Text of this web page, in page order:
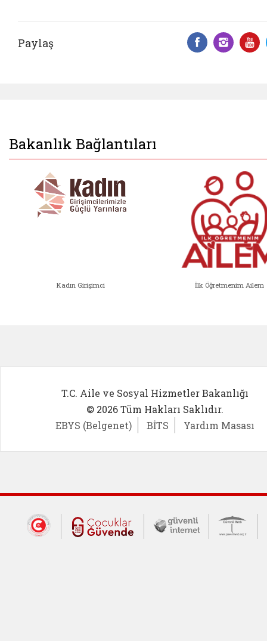
Paylaş
Bakanlık Bağlantıları
Kadın Girişimci İlk Öğretmenim Ailem
T.C. Aile ve Sosyal Hizmetler Bakanlığı
© 2026 Tüm Hakları Saklıdır.
EBYS (Belgenet)
BİTS Yardım Masası
Dış Bağlantılar
Cumhurbaşkanlığı İletişim Merkezi
Çocuklar Güvende (yeni
Güvenli